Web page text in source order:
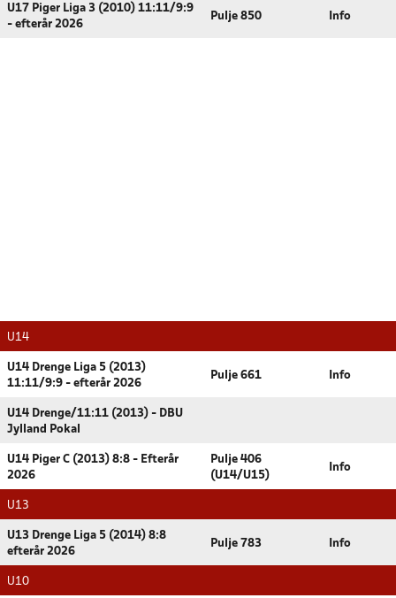
U17 Piger Liga 3 (2010) 11:11/9:9
- efterår 2026
Pulje 850 Info
U14
U14 Drenge Liga 5 (2013)
11:11/9:9 - efterår 2026
Pulje 661 Info
U14 Drenge/11:11 (2013) - DBU
Jylland Pokal
U14 Piger C (2013) 8:8 - Efterår
2026
Pulje 406
(U14/U15)
Info
U13
U13 Drenge Liga 5 (2014) 8:8
efterår 2026
Pulje 783 Info
U10